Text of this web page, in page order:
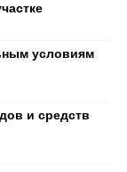
условиям
и средств